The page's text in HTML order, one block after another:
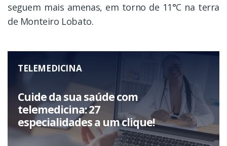
seguem mais amenas, em torno de 11°C na terra
de Monteiro Lobato.
TELEMEDICINA
Cuide da sua saúde com
telemedicina: 27
especialidades a um clique!